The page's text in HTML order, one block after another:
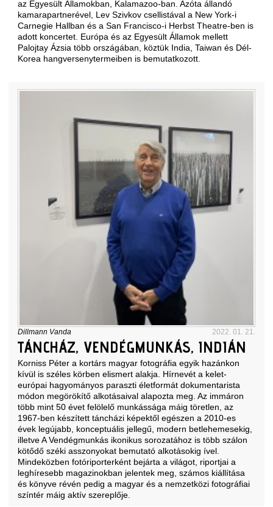
az Egyesült Államokban, Kalamazoo-ban. Azóta állandó
kamarapartnerével, Lev Szivkov csellistával a New York-i
Carnegie Hallban és a San Francisco-i Herbst Theatre-ben is
adott koncertet. Európa és az Egyesült Államok mellett
Palojtay Ázsia több országában, köztük India, Taiwan és Dél-
Korea hangversenytermeiben is bemutatkozott.
Dillmann Vanda 2022. 01. 21.
TÁNCHÁZ, VENDÉGMUNKÁS, INDIÁN
Korniss Péter a kortárs magyar fotográfia egyik hazánkon
kívül is széles körben elismert alakja. Hírnevét a kelet-
európai hagyományos paraszti életformát dokumentarista
módon megörökítő alkotásaival alapozta meg. Az immáron
több mint 50 évet felölelő munkássága máig töretlen, az
1967-ben készített táncházi képektől egészen a 2010-es
évek legújabb, konceptuális jellegű, modern betlehemesekig,
illetve A Vendégmunkás ikonikus sorozatához is több szálon
kötődő széki asszonyokat bemutató alkotásokig ível.
Mindeközben fotóriporterként bejárta a világot, riportjai a
leghíresebb magazinokban jelentek meg, számos kiállítása
és könyve révén pedig a magyar és a nemzetközi fotográfiai
színtér máig aktív szereplője.